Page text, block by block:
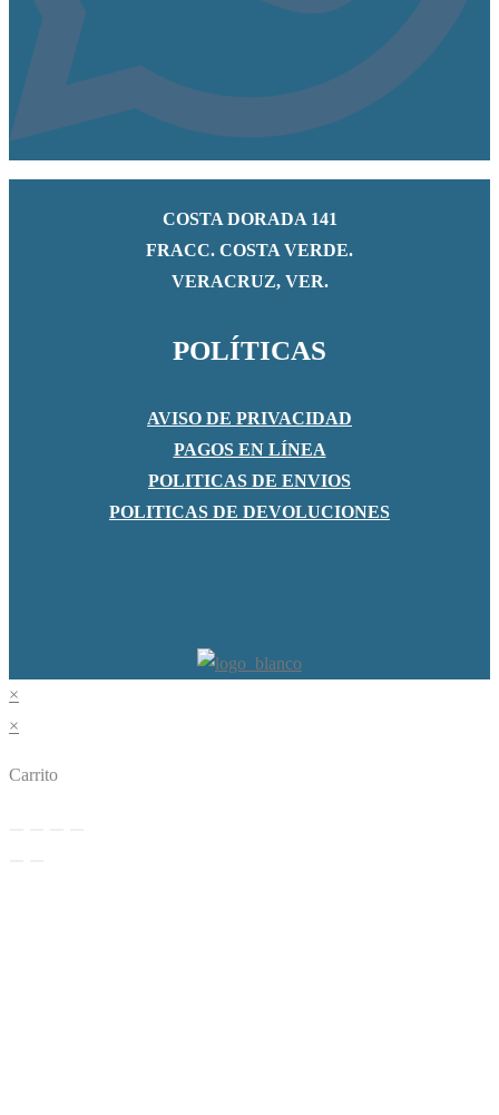
COSTA DORADA 141
FRACC. COSTA VERDE.
VERACRUZ, VER.
POLÍTICAS
AVISO DE PRIVACIDAD
PAGOS EN LÍNEA
POLITICAS DE ENVIOS
POLITICAS DE DEVOLUCIONES
×
×
Carrito